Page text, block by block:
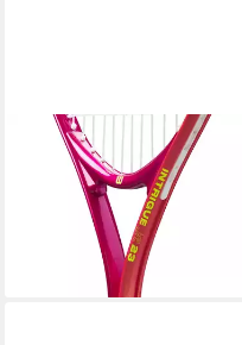
WILSON
Tennisschläger Intrigue 23
lieferbar - in 3-4 Werktagen bei dir